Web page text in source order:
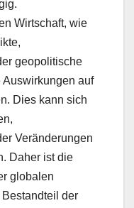
Wirtschaft, wie
geopolitische
auf
Dies kann sich
Veränderungen
Daher ist die
globalen
der